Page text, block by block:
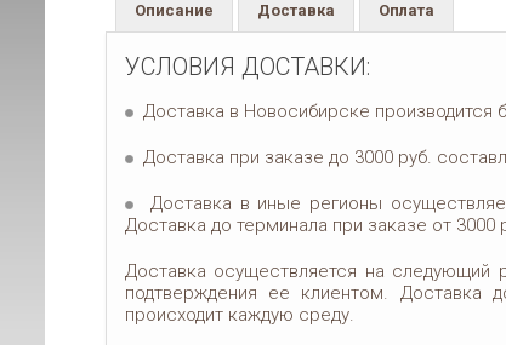
Описание Доставка Оплата
УСЛОВИЯ ДОСТАВКИ:
Доставка в Новосибирске производится
Доставка при заказе до 3000 руб.
Доставка в иные регионы
Доставка до терминала при заказе от 3000
Доставка осуществляется на
подтверждения ее клиентом. Доставка
происходит каждую среду.